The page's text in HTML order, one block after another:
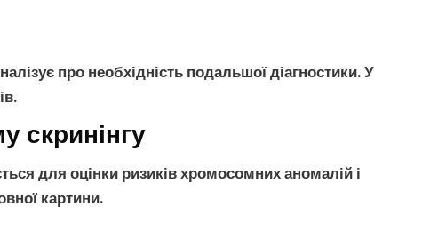
про необхідність подальшої діагностики. У
скринінгу
для оцінки ризиківхромосомних аномалій і
картини.